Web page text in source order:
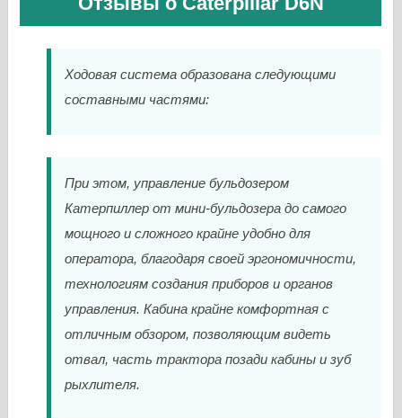
Ходовая система образована следующими
составными частями:
При этом, управление бульдозером
Катерпиллер от мини-бульдозера до самого
мощного и сложного крайне удобно для
оператора, благодаря своей эргономичности,
технологиям создания приборов и органов
управления. Кабина крайне комфортная с
отличным обзором, позволяющим видеть
отвал, часть трактора позади кабины и зуб
рыхлителя.